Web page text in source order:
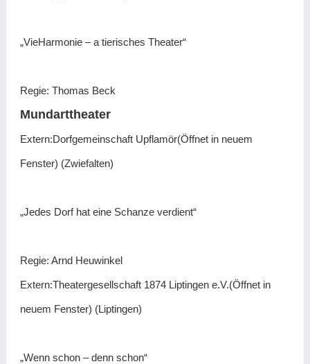
„VieHarmonie – a tierisches Theater“
Regie: Thomas Beck
Mundarttheater
Extern:Dorfgemeinschaft Upflamör(Öffnet in neuem
Fenster) (Zwiefalten)
„Jedes Dorf hat eine Schanze verdient“
Regie: Arnd Heuwinkel
Extern:Theatergesellschaft 1874 Liptingen e.V.(Öffnet in
neuem Fenster) (Liptingen)
„Wenn schon – denn schon“